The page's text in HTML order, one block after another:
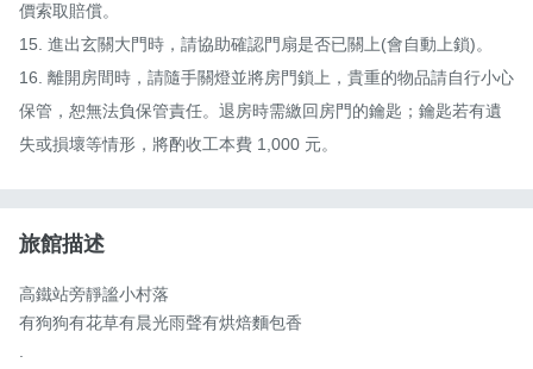
價索取賠償。
15. 進出玄關大門時，請協助確認門扇是否已關上(會自動上鎖)。
16. 離開房間時，請隨手關燈並將房門鎖上，貴重的物品請自行小心
保管，恕無法負保管責任。退房時需繳回房門的鑰匙；鑰匙若有遺
失或損壞等情形，將酌收工本費 1,000 元。
旅館描述
高鐵站旁靜謐小村落
有狗狗有花草有晨光雨聲有烘焙麵包香